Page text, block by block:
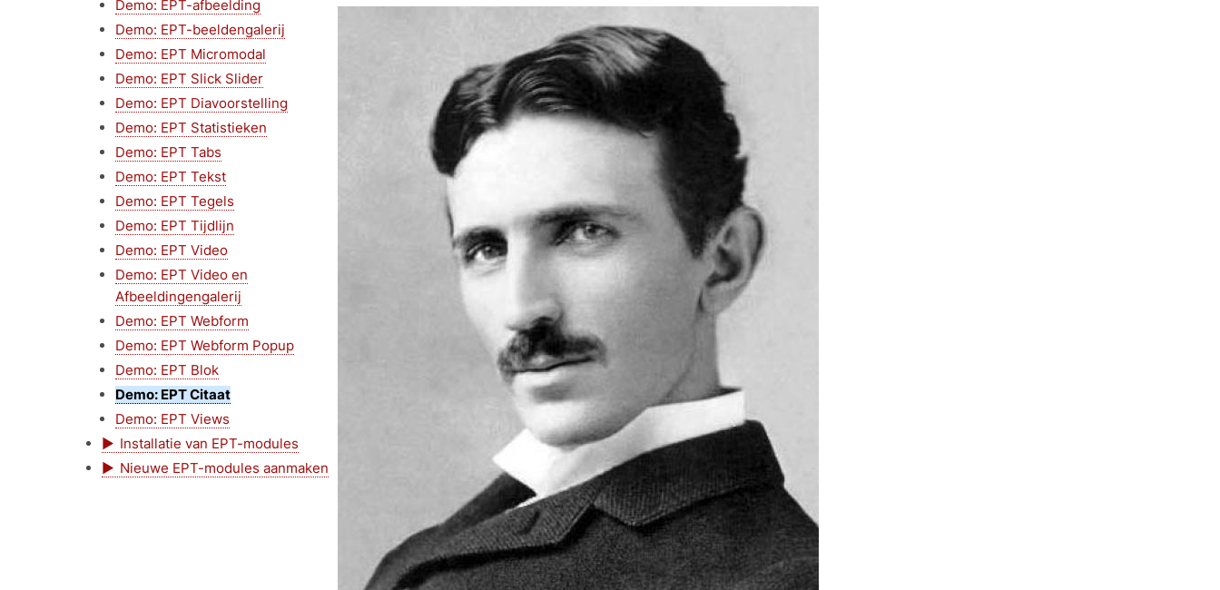
Demo: EPT-afbeelding
Demo: EPT-beeldengalerij
Demo: EPT Micromodal
Demo: EPT Slick Slider
Demo: EPT Diavoorstelling
Demo: EPT Statistieken
Demo: EPT Tabs
Demo: EPT Tekst
Demo: EPT Tegels
Demo: EPT Tijdlijn
Demo: EPT Video
Demo: EPT Video en
Afbeeldingengalerij
Demo: EPT Webform
Demo: EPT Webform Popup
Demo: EPT Blok
Demo: EPT Citaat
Demo: EPT Views
Installatie van EPT-modules
Nieuwe EPT-modules aanmaken